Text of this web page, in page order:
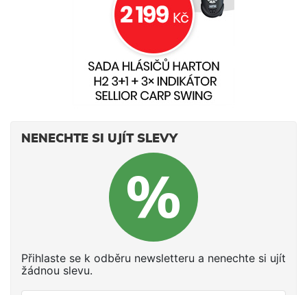
NENECHTE SI UJÍT SLEVY
Přihlaste se k odběru newsletteru a nenechte si ujít
žádnou slevu.